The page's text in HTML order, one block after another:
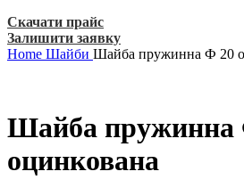
Скачати прайс
Залишити заявку
Home Шайби Шайба пружинна Ф 20
Шайба пружинна
оцинкована